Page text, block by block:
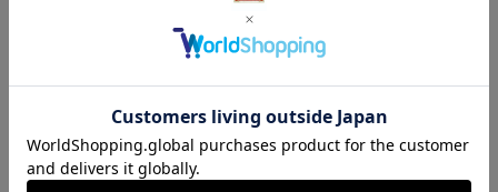
S・M・Lサイズより当店に
カートに入れる
Sサイズ
カートに入れる